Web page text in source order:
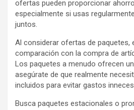
ofertas pueden proporcionar
especialmente si usas
juntos.
Al considerar ofertas de paquetes,
comparación con la compra de
Los paquetes a menudo ofrecen
asegúrate de que realmente
incluidos para evitar gastos
Busca paquetes estacionales o